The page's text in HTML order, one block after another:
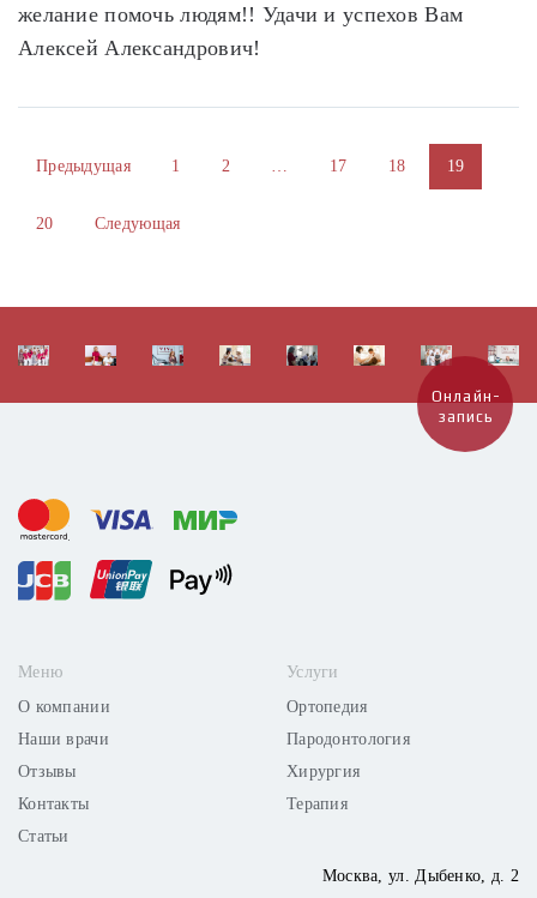
желание помочь людям!! Удачи и успехов Вам
Алексей Александрович!
Предыдущая 1 2 17 18 19
20 Следующая
Меню
О компании
Наши врачи
Отзывы
Контакты
Статьи
Услуги
Ортопедия
Пародонтология
Хирургия
Терапия
Москва,ул. Дыбенко, д. 2
Онлайн-
запись